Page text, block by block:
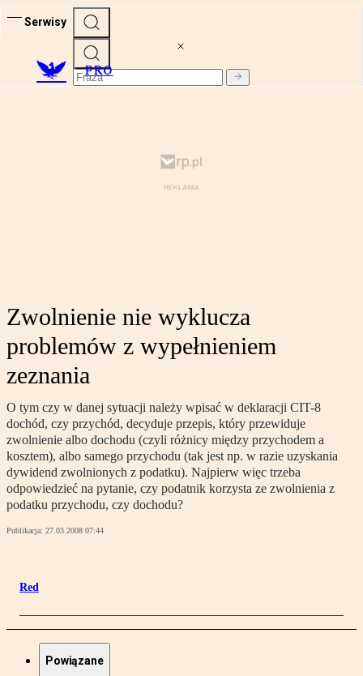
Serwisy
PRO
Zwolnienie nie wyklucza
problemów z wypełnieniem
zeznania
O tym czy w danej sytuacji należy wpisać w deklaracji CIT-8
dochód, czy przychód, decyduje przepis, który przewiduje
zwolnienie albo dochodu (czyli różnicy między przychodem a
kosztem), albo samego przychodu (tak jest np. w razie uzyskania
dywidend zwolnionych z podatku). Najpierw więc trzeba
odpowiedzieć na pytanie, czy podatnik korzysta ze zwolnienia z
podatku przychodu, czy dochodu?
Publikacja: 27.03.2008 07:44
Red
Powiązane